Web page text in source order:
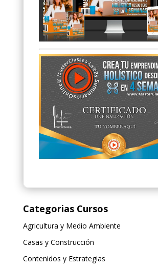
Categorias Cursos
Agricultura y Medio Ambiente
Casas y Construcción
Contenidos y Estrategias